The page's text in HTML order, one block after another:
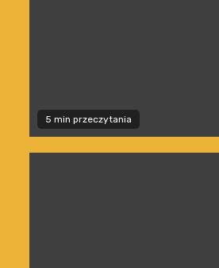
5 min przeczytania